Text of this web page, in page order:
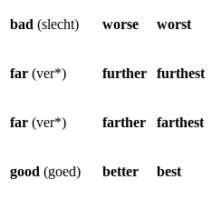
bad (slecht) worse worst
far (ver*) further furthest
far (ver*) farther farthest
good (goed) better best